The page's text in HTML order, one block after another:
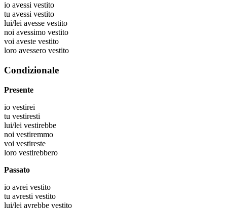
io avessi vestito
tu avessi vestito
lui/lei avesse vestito
noi avessimo vestito
voi aveste vestito
loro avessero vestito
Condizionale
Presente
io vestirei
tu vestiresti
lui/lei vestirebbe
noi vestiremmo
voi vestireste
loro vestirebbero
Passato
io avrei vestito
tu avresti vestito
lui/lei avrebbe vestito